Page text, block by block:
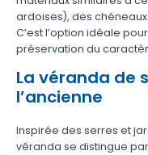
ardoises), des
C’est l’option idéale
préservation du
La véranda de
l’ancienne
Inspirée des serres et
véranda se distingue